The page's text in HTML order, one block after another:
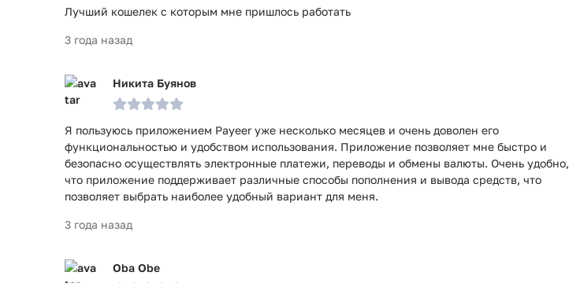
Лучший кошелек с которым мне пришлось работать
3 года назад
Никита Буянов
Я пользуюсь приложением Payeer уже несколько месяцев и очень доволен его
функциональностью и удобством использования. Приложение позволяет мне быстро и
безопасно осуществлять электронные платежи, переводы и обмены валюты. Очень удобно,
что приложение поддерживает различные способы пополнения и вывода средств, что
позволяет выбрать наиболее удобный вариант для меня.
3 года назад
Oba Obe